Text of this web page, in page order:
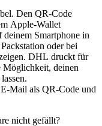
Den QR-Code
Apple-Wallet
Smartphone in
oder bei
DHL druckt für
Möglichkeit, deinen
Mail als QR-Code und
nicht gefällt?